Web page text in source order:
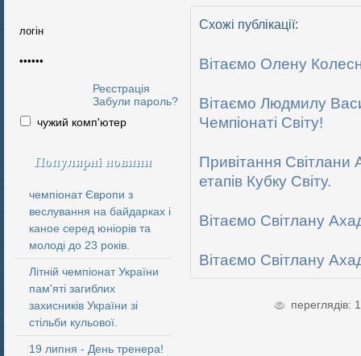
Реєстрація
Забули пароль?
чужий комп'ютер
Популярні новини
чемпіонат Європи з
веслування на байдарках і
каное серед юніорів та
молоді до 23 років.
Літній чемпіонат України
пам'яті загиблих
захисників України зі
стільби кульової.
19 липня - День тренера!
Схожі публікації:
Вітаємо Олену
Вітаємо Людмилу
Чемпіонаті Світу!
Привітання Світлани
етапів Кубку Світу.
Вітаємо Світлану
Вітаємо Світлану
переглядів: